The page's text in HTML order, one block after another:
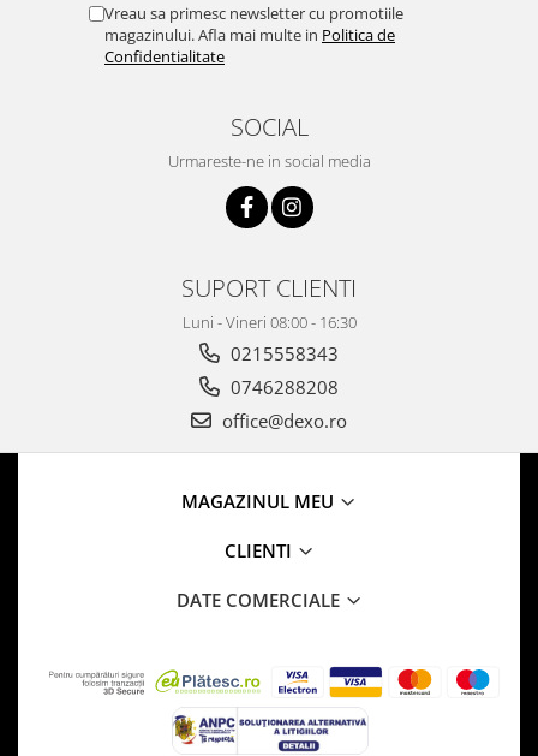
Vreau sa primesc newsletter cu promotiile
magazinului. Afla mai multe in Politica de
Confidentialitate
SOCIAL
Urmareste-ne in social media
SUPORT CLIENTI
Luni - Vineri 08:00 - 16:30
0215558343
0746288208
office@dexo.ro
MAGAZINUL MEU
CLIENTI
DATE COMERCIALE